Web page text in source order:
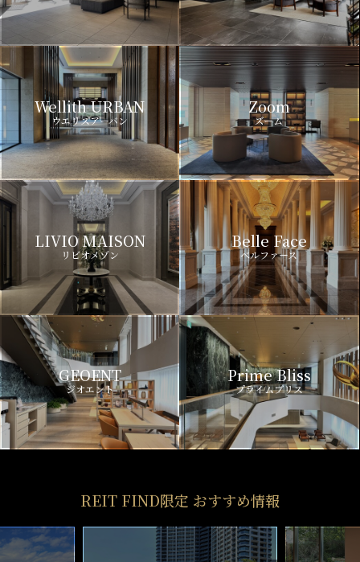
Wellith URBAN
ウエリスアーバン
Zoom
ズーム
LIVIO MAISON
リビオメゾン
Belle Face
ベルファース
GEOENT
ジオエント
Prime Bliss
プライムブリス
REIT FIND限定 おすすめ情報